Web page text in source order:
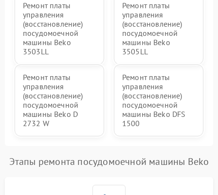
Ремонт платы
управления
(восстановление)
посудомоечной
машины Beko
3503LL
Ремонт платы
управления
(восстановление)
посудомоечной
машины Beko
3505LL
Ремонт платы
управления
(восстановление)
посудомоечной
машины Beko D
2732 W
Ремонт платы
управления
(восстановление)
посудомоечной
машины Beko DFS
1500
Этапы ремонта посудомоечной машины Beko